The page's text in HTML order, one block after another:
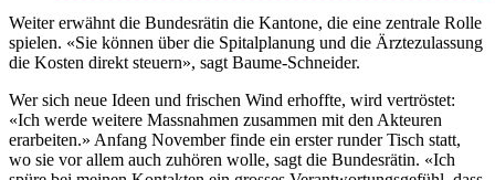
Weiter erwähnt die Bundesrätin die Kantone, die eine zentrale Rolle
spielen. «Sie können über die Spitalplanung und die Ärztezulassung
die Kosten direkt steuern», sagt Baume-Schneider.
Wer sich neue Ideen und frischen Wind erhoffte, wird vertröstet:
«Ich werde weitere Massnahmen zusammen mit den Akteuren
erarbeiten.» Anfang November finde ein erster runder Tisch statt,
wo sie vor allem auch zuhören wolle, sagt die Bundesrätin. «Ich